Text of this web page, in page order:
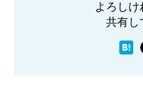
よろしけ
共有し